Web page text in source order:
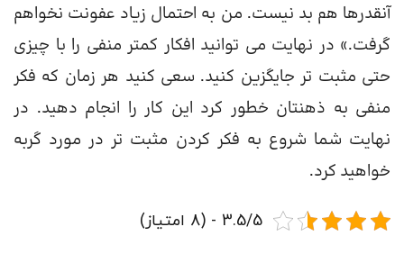
آنقدرها هم بد نیست. من به احتمال زیاد عفونت نخواهم
گرفت.» در نهایت می توانید افکار کمتر منفی را با چیزی
حتی مثبت تر جایگزین کنید. سعی کنید هر زمان که فکر
منفی به ذهنتان خطور کرد این کار را انجام دهید. در
نهایت شما شروع به فکر کردن مثبت تر در مورد گربه
خواهید کرد.
3.5/5 - (8 امتیاز)